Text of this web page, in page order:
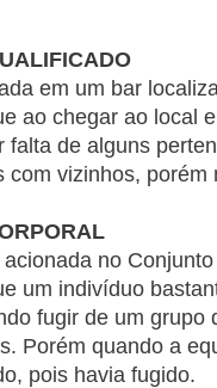
em um bar
ao chegar ao local
de alguns
com vizinhos, porém
no
um indivíduo
fugir de um grupo
Porém quando a
pois havia fugido.